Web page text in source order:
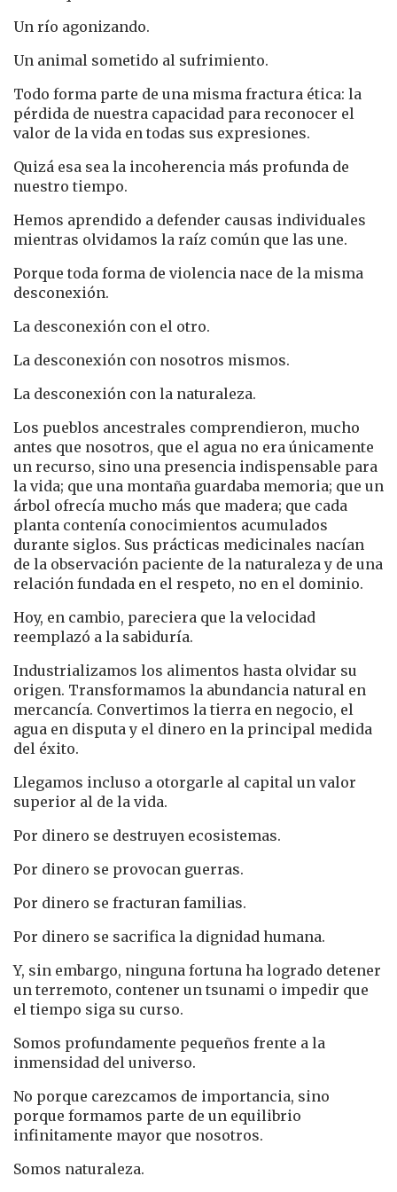
Un río agonizando.
Un animal sometido al sufrimiento.
Todo forma parte de una misma fractura ética: la
pérdida de nuestra capacidad para reconocer el
valor de la vida en todas sus expresiones.
Quizá esa sea la incoherencia más profunda de
nuestro tiempo.
Hemos aprendido a defender causas individuales
mientras olvidamos la raíz común que las une.
Porque toda forma de violencia nace de la misma
desconexión.
La desconexión con el otro.
La desconexión con nosotros mismos.
La desconexión con la naturaleza.
Los pueblos ancestrales comprendieron, mucho
antes que nosotros, que el agua no era únicamente
un recurso, sino una presencia indispensable para
la vida; que una montaña guardaba memoria; que un
árbol ofrecía mucho más que madera; que cada
planta contenía conocimientos acumulados
durante siglos. Sus prácticas medicinales nacían
de la observación paciente de la naturaleza y de una
relación fundada en el respeto, no en el dominio.
Hoy, en cambio, pareciera que la velocidad
reemplazó a la sabiduría.
Industrializamos los alimentos hasta olvidar su
origen. Transformamos la abundancia natural en
mercancía. Convertimos la tierra en negocio, el
agua en disputa y el dinero en la principal medida
del éxito.
Llegamos incluso a otorgarle al capital un valor
superior al de la vida.
Por dinero se destruyen ecosistemas.
Por dinero se provocan guerras.
Por dinero se fracturan familias.
Por dinero se sacrifica la dignidad humana.
Y, sin embargo, ninguna fortuna ha logrado detener
un terremoto, contener un tsunami o impedir que
el tiempo siga su curso.
Somos profundamente pequeños frente a la
inmensidad del universo.
No porque carezcamos de importancia, sino
porque formamos parte de un equilibrio
infinitamente mayor que nosotros.
Somos naturaleza.